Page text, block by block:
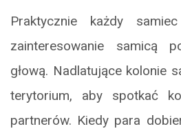
Praktycznie każdy
zainteresowanie samicą
głową. Nadlatujące kolonie
terytorium, aby spotkać
partnerów. Kiedy para